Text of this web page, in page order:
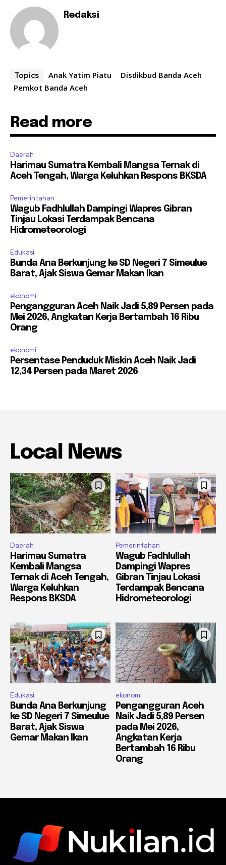
Redaksi
Topics Anak Yatim Piatu
Disdikbud Banda Aceh
Pemkot Banda Aceh
Read more
Daerah
Harimau Sumatra Kembali Mangsa Ternak di
Aceh Tengah, Warga Keluhkan Respons BKSDA
Pemerintahan
Wagub Fadhlullah Dampingi Wapres Gibran
Tinjau Lokasi Terdampak Bencana
Hidrometeorologi
Edukasi
Bunda Ana Berkunjung ke SD Negeri 7 Simeulue
Barat, Ajak Siswa Gemar Makan Ikan
ekonomi
Pengangguran Aceh Naik Jadi 5,89 Persen pada
Mei 2026, Angkatan Kerja Bertambah 16 Ribu
Orang
ekonomi
Persentase Penduduk Miskin Aceh Naik Jadi
12,34 Persen pada Maret 2026
Local News
Daerah
Harimau Sumatra
Kembali Mangsa
Ternak di Aceh Tengah,
Warga Keluhkan
Respons BKSDA
Pemerintahan
Wagub Fadhlullah
Dampingi Wapres
Gibran Tinjau Lokasi
Terdampak Bencana
Hidrometeorologi
Edukasi
Bunda Ana Berkunjung
ke SD Negeri 7 Simeulue
Barat, Ajak Siswa
Gemar Makan Ikan
ekonomi
Pengangguran Aceh
Naik Jadi 5,89 Persen
pada Mei 2026,
Angkatan Kerja
Bertambah 16 Ribu
Orang